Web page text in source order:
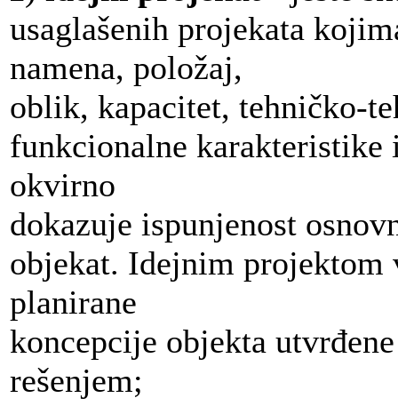
usaglašenih projekata
namena, položaj,
oblik, kapacitet, tehničko-
funkcionalne
okvirno
dokazuje ispunjenost
objekat. Idejnim projektom
planirane
koncepcije objekta
rešenjem;